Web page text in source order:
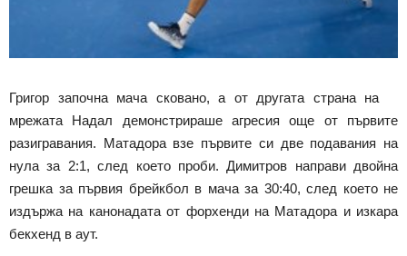
Григор започна мача сковано, а от другата страна на
мрежата Надал демонстрираше агресия още от първите
разигравания. Матадора взе първите си две подавания на
нула за 2:1, след което проби. Димитров направи двойна
грешка за първия брейкбол в мача за 30:40, след което не
издържа на канонадата от форхенди на Матадора и изкара
бекхенд в аут.